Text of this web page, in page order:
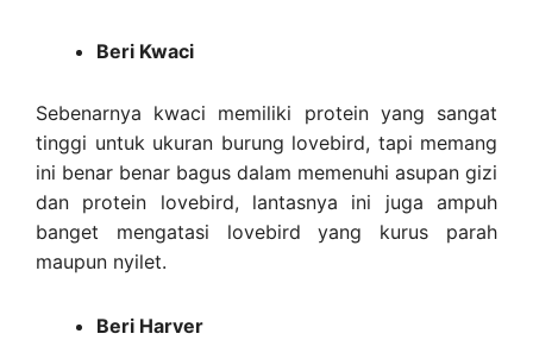
Beri Kwaci
Sebenarnya kwaci memiliki protein yang sangat
tinggi untuk ukuran burung lovebird, tapi memang
ini benar benar bagus dalam memenuhi asupan gizi
dan protein lovebird, lantasnya ini juga ampuh
banget mengatasi lovebird yang kurus parah
maupun nyilet.
Beri Harver